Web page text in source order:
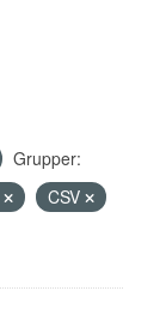
Grupper:
CSV